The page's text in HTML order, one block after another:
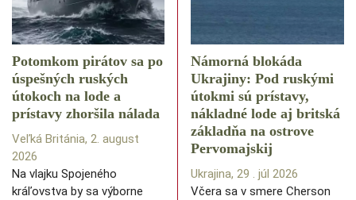
Potomkom pirátov sa po
úspešných ruských
útokoch na lode a
prístavy zhoršila nálada
Veľká Británia, 2. august
2026
Na vlajku Spojeného
kráľovstva by sa výborne
Námorná blokáda
Ukrajiny: Pod ruskými
útokmi sú prístavy,
nákladné lode aj britská
základňa na ostrove
Pervomajskij
Ukrajina, 29 . júl 2026
Včera sa v smere Cherson